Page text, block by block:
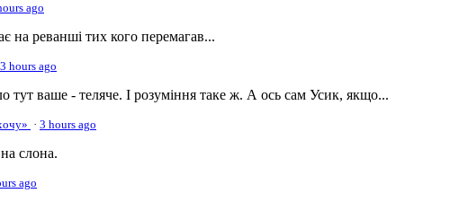
ago
на реванші тих кого перемагав...
3 hours ago
тут ваше - теляче. І розуміння таке ж. А ось сам Усик, якщо...
· 3 hours ago
слона.
ago